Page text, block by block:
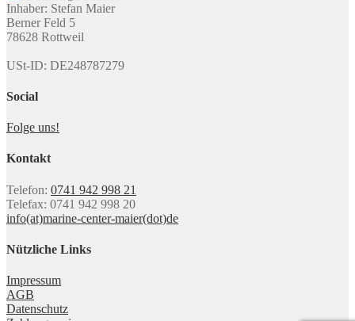
Inhaber: Stefan Maier
Berner Feld 5
78628 Rottweil
USt-ID: DE248787279
Social
Folge uns!
Kontakt
Telefon: 0741 942 998 21
Telefax: 0741 942 998 20
info(at)marine-center-maier(dot)de
Nützliche Links
Impressum
AGB
Datenschutz